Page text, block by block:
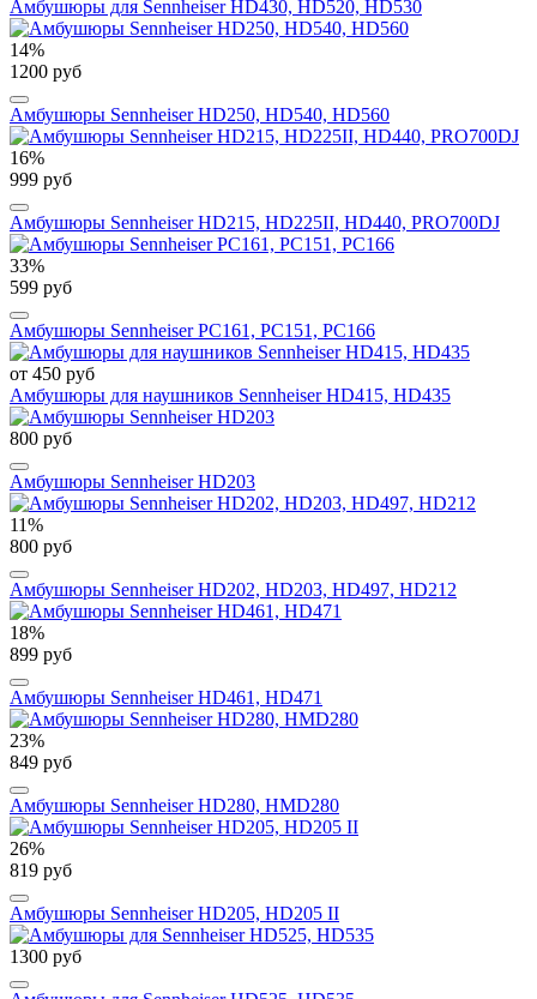
Амбушюры для Sennheiser HD430, HD520, HD530
14%
1200 руб
Амбушюры Sennheiser HD250, HD540, HD560
16%
999 руб
Амбушюры Sennheiser HD215, HD225II, HD440, PRO700DJ
33%
599 руб
Амбушюры Sennheiser PC161, PC151, PC166
от 450 руб
Амбушюры для наушников Sennheiser HD415, HD435
800 руб
Амбушюры Sennheiser HD203
11%
800 руб
Амбушюры Sennheiser HD202, HD203, HD497, HD212
18%
899 руб
Амбушюры Sennheiser HD461, HD471
23%
849 руб
Амбушюры Sennheiser HD280, HMD280
26%
819 руб
Амбушюры Sennheiser HD205, HD205 II
1300 руб